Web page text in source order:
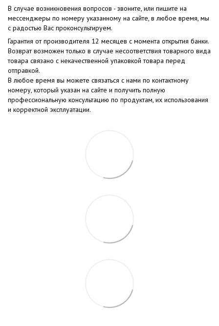
В случае возникновения вопросов - звоните, или пишите на
мессенджеры по номеру указанному на сайте, в любое время, мы
с радостью Вас проконсультируем.
Гарантия от производителя 12 месяцев с момента открытия банки.
Возврат возможен только в случае несоответствия товарного вида
товара связано с некачественной упаковкой товара перед
отправкой.
В любое время вы можете связаться с нами по контактному
номеру, который указан на сайте и получить полную
профессиональную консультацию по продуктам, их использования
и корректной эксплуатации.